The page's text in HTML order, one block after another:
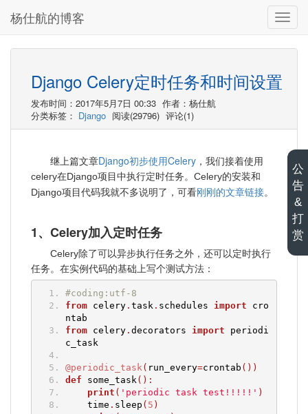
切
换
导
杨仕航的博客
Django Celery定时任务和时间设置
发布时间：2017年5月7日 00:33 作者：杨仕航
分类标签： Django 阅读(29796) 评论(1)
继上篇文章Django初步使用Celery ，我们接着使用
celery在Django项目中执行定时任务。Celery的安装和
Django项目代码我就不多说明了，可看刚刚的文章链接。
1、Celery加入定时任务
Celery除了可以异步执行任务之外，还可以定时执行
任务。在实例代码的基础上写个测试方法：
#coding:utf-8
from celery. task . schedules import cro
ntab
from celery. decorators import periodi
c_task
@periodic_task ( run_every=crontab ())
def some_task ():
print ( 'periodic task test!!!!!' )
time . sleep ( 5 )
公
告
&
打
赏